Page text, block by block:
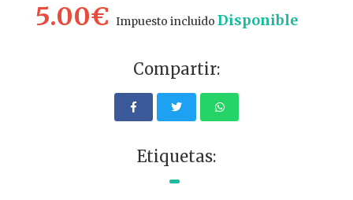
5.00€ Impuesto incluido Disponible
Compartir:
Etiquetas: